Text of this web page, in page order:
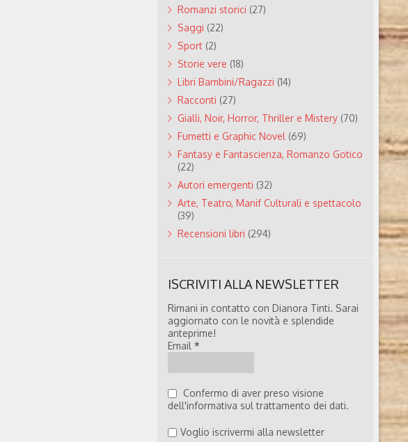
Romanzi storici (27)
Saggi (22)
Sport(2)
Storie vere (18)
Libri Bambini/Ragazzi (14)
Racconti (27)
Gialli, Noir, Horror, Thriller e Mistery(70)
Fumetti e Graphic Novel (69)
Fantasy e Fantascienza, Romanzo Gotico
(22)
Autori emergenti (32)
Arte, Teatro, Manif Culturali e spettacolo
(39)
Recensioni libri (294)
ISCRIVITI ALLA NEWSLETTER
Rimani in contatto con Dianora Tinti. Sarai
aggiornato con le novità e splendide
anteprime!
Email *
Confermo di aver preso visione
dell'informativa sul trattamento dei dati.
Voglio iscrivermi alla newsletter